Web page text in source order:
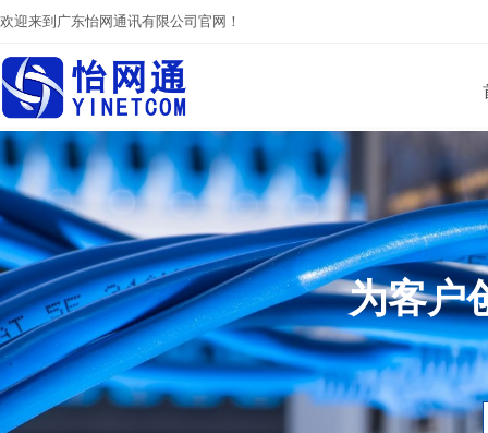
欢迎来到广东怡网通讯有限公司官网！
为客户